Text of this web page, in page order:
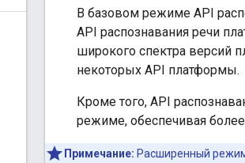
В базовом режиме API
API распознавания речи
широкого спектра версий
некоторых API платформы.
Кроме того, API
режиме, обеспечивая
Примечание: Расширенный